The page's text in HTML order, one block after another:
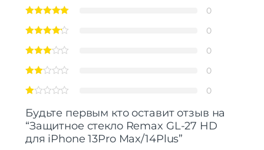
0
0
0
0
0
Будьте первым кто оставит отзыв на
“Защитнoe cтекло Remax GL-27 HD
для iPhone 13Pro Max/14Plus”